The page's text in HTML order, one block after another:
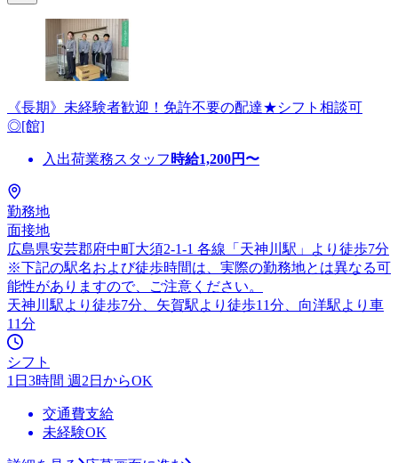
《長期》未経験者歓迎！免許不要の配達★シフト相談可
◎[館]
入出荷業務スタッフ 時給1,200円〜
勤務地
面接地
広島県安芸郡府中町大須2-1-1 各線「天神川駅」より徒歩7分
※下記の駅名および徒歩時間は、実際の勤務地とは異なる可
能性がありますので、ご注意ください。
天神川駅より徒歩7分、矢賀駅より徒歩11分、向洋駅より車
11分
シフト
1日3時間 週2日からOK
交通費支給
未経験OK